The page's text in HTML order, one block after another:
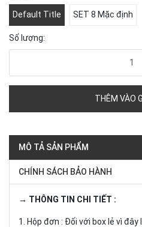
Default Title SET 8 Mặc định
Số lượng:
THÊM VÀO
MÔ TẢ SẢN PHẨM
CHÍNH SÁCH BẢO HÀNH
→ THÔNG TIN CHI TIẾT :
1. Hộp đơn : Đối với box lẻ vì